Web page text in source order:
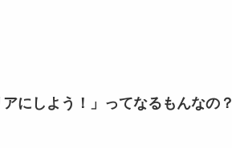
にしよう！」ってなるもんなの？